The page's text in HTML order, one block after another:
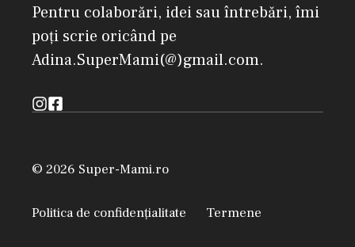
Pentru colaborări, idei sau întrebări, îmi
poți scrie oricând pe
Adina.SuperMami(@)gmail.com.
© 2026 Super-Mami.ro
Politica de confidențialitate Termene